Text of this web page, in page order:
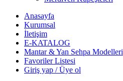
Anasayfa
Kurumsal
İletişim
E-KATALOG
Mantar & Yan Sehpa Modelleri
Favoriler Listesi
Giriş yap / Üye ol